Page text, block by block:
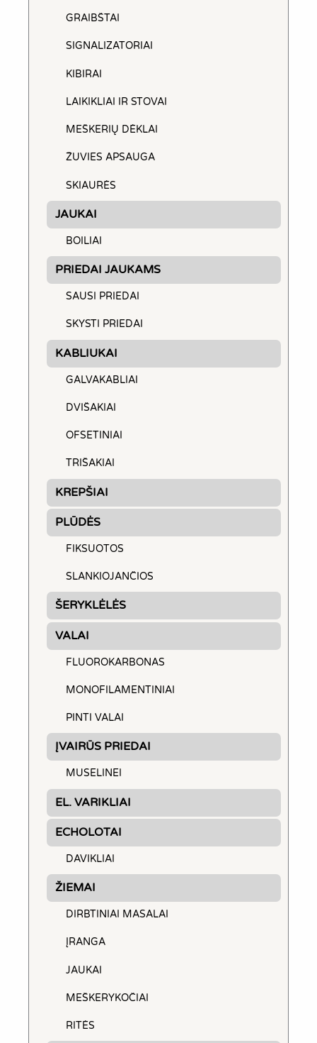
GRAIBŠTAI
SIGNALIZATORIAI
KIBIRAI
LAIKIKLIAI IR STOVAI
MEŠKERIŲ DĖKLAI
ŽUVIES APSAUGA
SKIAURĖS
JAUKAI
BOILIAI
PRIEDAI JAUKAMS
SAUSI PRIEDAI
SKYSTI PRIEDAI
KABLIUKAI
GALVAKABLIAI
DVIŠAKIAI
OFSETINIAI
TRIŠAKIAI
KREPŠIAI
PLŪDĖS
FIKSUOTOS
SLANKIOJANČIOS
ŠERYKLĖLĖS
VALAI
FLUOROKARBONAS
MONOFILAMENTINIAI
PINTI VALAI
ĮVAIRŪS PRIEDAI
MUSELINEI
EL. VARIKLIAI
ECHOLOTAI
DAVIKLIAI
ŽIEMAI
DIRBTINIAI MASALAI
ĮRANGA
JAUKAI
MEŠKERYKOČIAI
RITĖS